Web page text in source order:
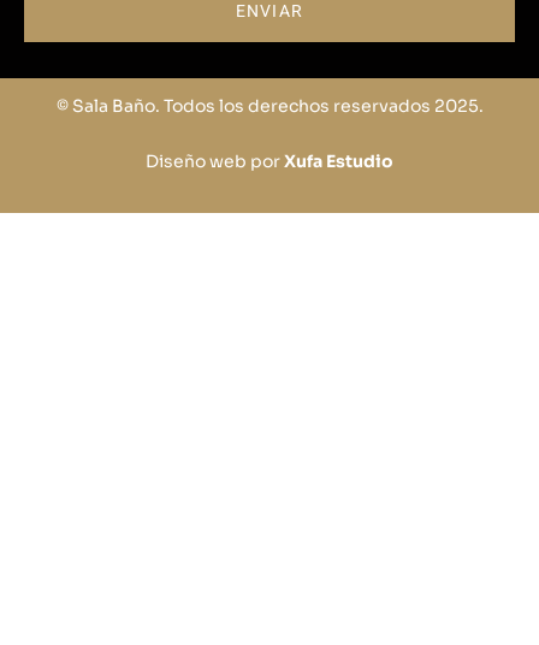
ENVIAR
© Sala Baño. Todos los derechos reservados 2025.
Diseño web porXufa Estudio